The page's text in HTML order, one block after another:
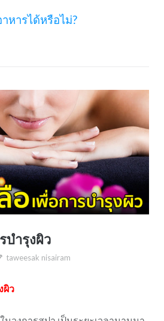
หารได้หรือไม่?
บำรุงผิว
taweesak nisairam
ผิว